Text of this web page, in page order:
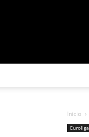
Inicio
Euroliga